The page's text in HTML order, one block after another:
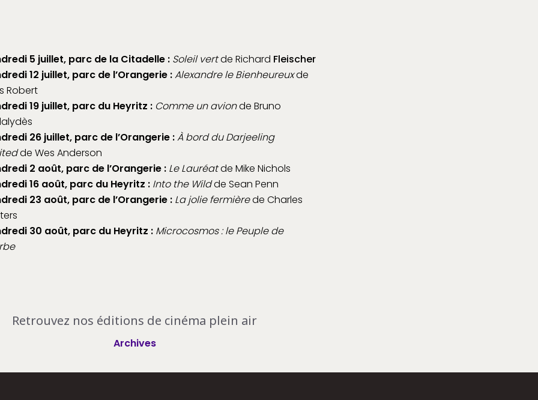
5 juillet, parc de la Citadelle : Soleil vertde Richard Fleischer
12 juillet, parc de l’Orangerie :Alexandre le Bienheureuxde
Robert
19 juillet, parc du Heyritz : Comme un avionde Bruno
26 juillet, parc de l’Orangerie :À bord du Darjeeling
de Wes Anderson
2 août, parc de l’Orangerie : Le Lauréatde Mike Nichols
16 août, parc du Heyritz : Into the Wildde Sean Penn
23 août, parc de l’Orangerie : La jolie fermièrede Charles
30 août, parc du Heyritz : Microcosmos : le Peuple de
Retrouvez nos éditions de cinéma plein air
Archives